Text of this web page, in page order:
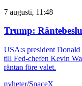
7 augusti, 11:48
Trump:
USA:s president
till Fed-chefen Kevin
räntan före valet.
nyheter/SpaceX